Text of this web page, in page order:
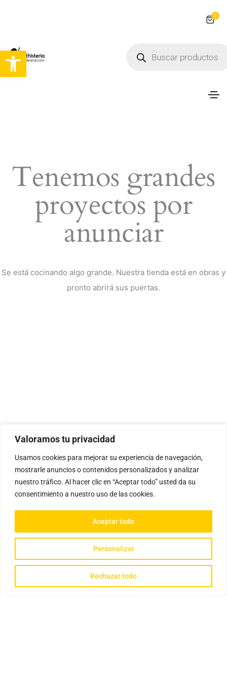
Abrir barra de herramientas
Valoramos tu privacidad
Usamos cookies para mejorar su experiencia de navegación,
mostrarle anuncios o contenidos personalizados y analizar
nuestro tráfico. Al hacer clic en “Aceptar todo” usted da su
consentimiento a nuestro uso de las cookies.
Personalizar
Rechazar todo
Aceptar todo
0
Tenemos grandes
proyectos por
anunciar
Se está cocinando algo grande. Nuestra tienda está en obras y
pronto abrirá sus puertas.